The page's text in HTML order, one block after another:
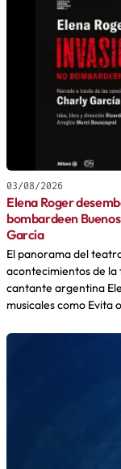
03/08/2026
Elena Roger
bombardeen
García
El panorama del
acontecimientos de
cantante argentina
musicales como